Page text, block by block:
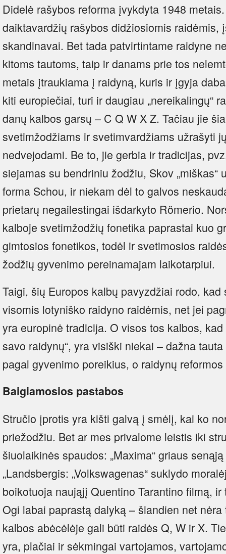
Didelė rašybos reforma įvykdyta 1948
daiktavardžių rašybos didžiosiomis raidėmis,
skandinavai. Bet tada patvirtintame raidyne
kitoms tautoms, taip ir danams prie tos
metais įtraukiama į raidyną, kuris ir įgyja
kiti europiečiai, turi ir daugiau „nereikalingų“
danų kalbos garsų – C Q W X Z. Tačiau jie
svetimžodžiams ir svetimvardžiams užrašyti
nedvejodami. Be to, jie gerbia ir tradicijas,
siejamas su bendriniu žodžiu, Skov „miškas“
forma Schou, ir niekam dėl to galvos
prietarų negailestingai išdarkyto Römerio.
kalboje svetimžodžių fonetika paprastai kuo
gimtosios fonetikos, todėl ir svetimosios
žodžių gyvenimo pereinamajam laikotarpiui.
Taigi, šių Europos kalbų pavyzdžiai rodo,
visomis lotyniško raidyno raidėmis, net jei
yra europinė tradicija. O visos tos kalbos,
savo raidynų“, yra visiški niekai – dažna
pagal gyvenimo poreikius, o raidynų
Baigiamosios pastabos
Stručio įprotis yra kišti galvą į smėlį, kai ko
priežodžiu. Bet ar mes privalome leistis iki
šiuolaikinės spaudos: „Maxima“ griaus
„Landsbergis: „Volkswagenas“ suklydo
boikotuoja naująjį Quentino Tarantino filmą,
Ogi labai paprastą dalyką – šiandien net
kalbos abėcėlėje gali būti raidės Q, W ir X.
yra, plačiai ir sėkmingai vartojamos,